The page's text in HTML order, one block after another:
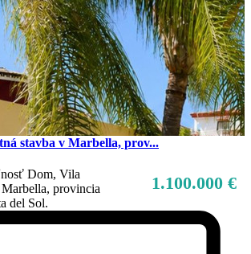
stavba v Marbella, prov...
1.100.000 €
Dom, Vila
Marbella, provincia
del Sol.